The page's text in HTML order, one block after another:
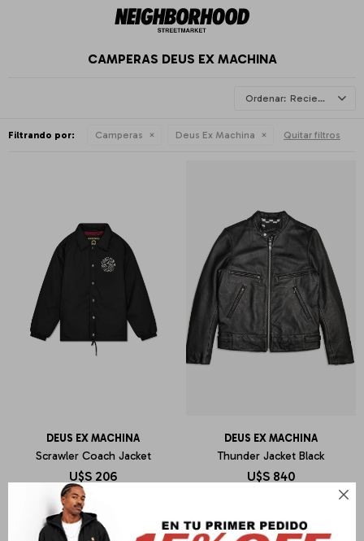

CAMPERAS DEUS EX MACHINA
Recientes
Filtrando por: Camperas Deus Ex Machina Quitar filtros
DEUS EX MACHINA
Scrawler Coach Jacket
U$S 206
DEUS EX MACHINA
Thunder Jacket Black
U$S 840